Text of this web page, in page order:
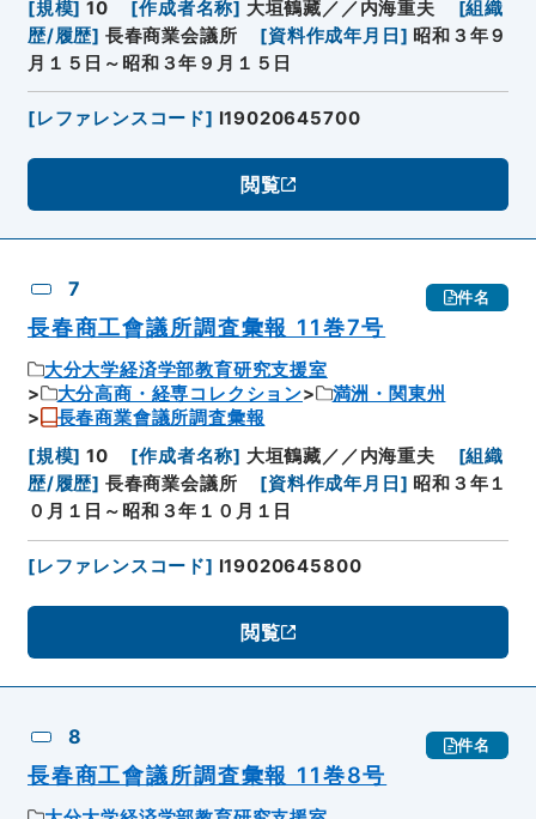
[規模] 10 [作成者名称] 大垣鶴藏／／内海重夫 [組織
歴/履歴] 長春商業会議所 [資料作成年月日 ] 昭和３年９
月１５日～昭和３年９月１５日
[レファレンスコード] I19020645700
閲覧
7 件名
長春商工會議所調査彙報 11巻7号
大分大学経済学部教育研究支援室
大分高商・経専コレクション
満洲・関東州
長春商業會議所調査彙報
[規模] 10 [作成者名称] 大垣鶴藏／／内海重夫 [組織
歴/履歴] 長春商業会議所 [資料作成年月日 ] 昭和３年１
０月１日～昭和３年１０月１日
[レファレンスコード] I19020645800
閲覧
8 件名
長春商工會議所調査彙報 11巻8号